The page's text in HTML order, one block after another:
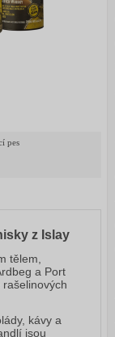
pes
z Islay
tělem,
a Port
kávy a
jsou